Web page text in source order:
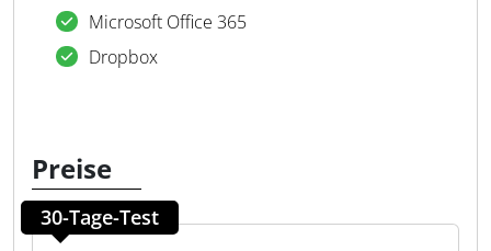
Microsoft Office 365
Dropbox
Preise
30-Tage-Test